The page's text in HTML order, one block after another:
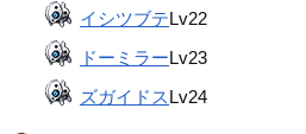
イシツブテLv22
ドーミラーLv23
ズガイドスLv24